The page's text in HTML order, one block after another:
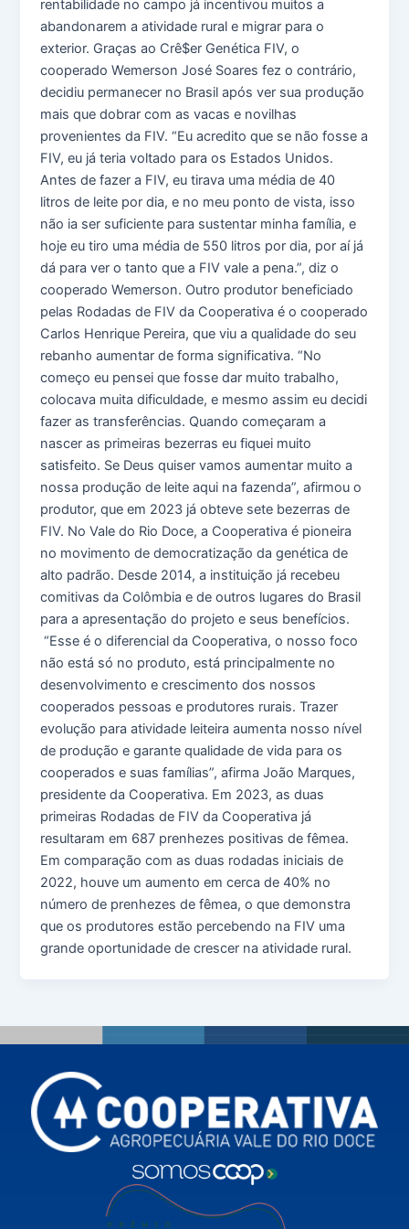
rentabilidade no campo já incentivou muitos a
abandonarem a atividade rural e migrar para o
exterior. Graças ao Crê$er Genética FIV, o
cooperado Wemerson José Soares fez o contrário,
decidiu permanecer no Brasil após ver sua produção
mais que dobrar com as vacas e novilhas
provenientes da FIV. “Eu acredito que se não fosse a
FIV, eu já teria voltado para os Estados Unidos.
Antes de fazer a FIV, eu tirava uma média de 40
litros de leite por dia, e no meu ponto de vista, isso
não ia ser suficiente para sustentar minha família, e
hoje eu tiro uma média de 550 litros por dia, por aí já
dá para ver o tanto que a FIV vale a pena.”, diz o
cooperado Wemerson. Outro produtor beneficiado
pelas Rodadas de FIV da Cooperativa é o cooperado
Carlos Henrique Pereira, que viu a qualidade do seu
rebanho aumentar de forma significativa. “No
começo eu pensei que fosse dar muito trabalho,
colocava muita dificuldade, e mesmo assim eu decidi
fazer as transferências. Quando começaram a
nascer as primeiras bezerras eu fiquei muito
satisfeito. Se Deus quiser vamos aumentar muito a
nossa produção de leite aqui na fazenda”, afirmou o
produtor, que em 2023 já obteve sete bezerras de
FIV. No Vale do Rio Doce, a Cooperativa é pioneira
no movimento de democratização da genética de
alto padrão. Desde 2014, a instituição já recebeu
comitivas da Colômbia e de outros lugares do Brasil
para a apresentação do projeto e seus benefícios.
“Esse é o diferencial da Cooperativa, o nosso foco
não está só no produto, está principalmente no
desenvolvimento e crescimento dos nossos
cooperados pessoas e produtores rurais. Trazer
evolução para atividade leiteira aumenta nosso nível
de produção e garante qualidade de vida para os
cooperados e suas famílias”, afirma João Marques,
presidente da Cooperativa. Em 2023, as duas
primeiras Rodadas de FIV da Cooperativa já
resultaram em 687 prenhezes positivas de fêmea.
Em comparação com as duas rodadas iniciais de
2022, houve um aumento em cerca de 40% no
número de prenhezes de fêmea, o que demonstra
que os produtores estão percebendo na FIV uma
grande oportunidade de crescer na atividade rural.